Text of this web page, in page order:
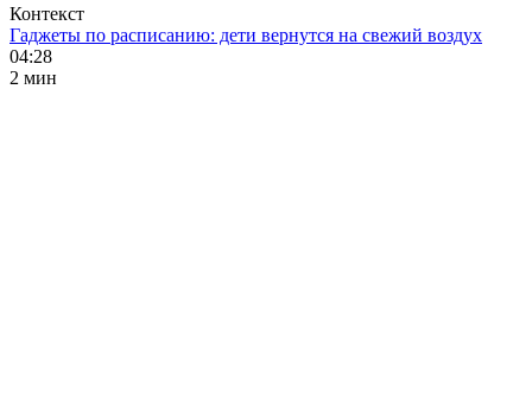
Контекст
Гаджеты по расписанию: дети вернутся на свежий воздух
04:28
2 мин